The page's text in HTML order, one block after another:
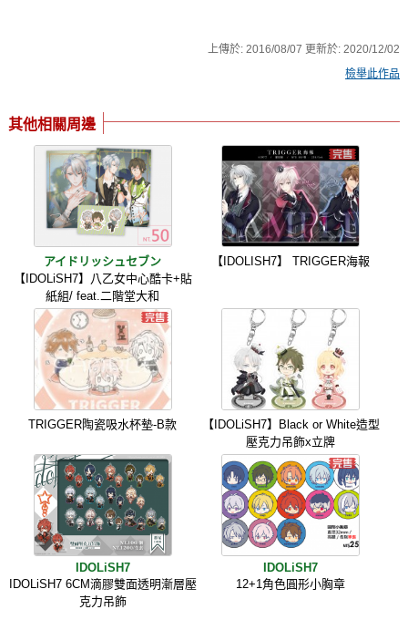
上傳於:2016/08/07 更新於:2020/12/02
檢舉此作品
其他相關周邊
アイドリッシュセブン
【IDOLiSH7】八乙女中心酷卡+貼
紙組/ feat.二階堂大和
【IDOLISH7】 TRIGGER海報
TRIGGER陶瓷吸水杯墊-B款
【IDOLiSH7】Black or White造型
壓克力吊飾x立牌
IDOLiSH7
IDOLiSH7 6CM滴膠雙面透明漸層壓
克力吊飾
IDOLiSH7
12+1角色圓形小胸章